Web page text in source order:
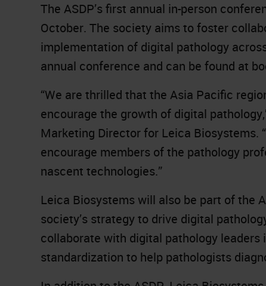
The ASDP’s first annual in-person
October. The society aims to foster
implementation of digital pathology
annual conference and can be found at
“We are thrilled that the Asia Pacific
encourage the growth of digital
Marketing Director for Leica Biosystems.
encourage members of the pathology
nascent technologies.”
Leica Biosystems will also be part of the
society’s strategy to drive digital
collaborate with digital pathology leaders
standardization to help pathologists